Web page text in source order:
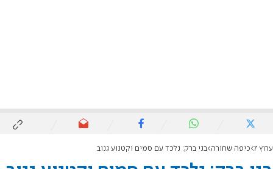
ערוץ 7 כיפה שחורה בני ברק: נלכד עם סמים וקטנוע גנוב